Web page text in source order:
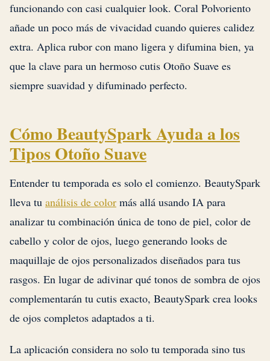
funcionando con casi cualquier look. Coral Polvoriento
añade un poco más de vivacidad cuando quieres calidez
extra. Aplica rubor con mano ligera y difumina bien, ya
que la clave para un hermoso cutis Otoño Suave es
siempre suavidad y difuminado perfecto.
Cómo BeautySpark Ayuda a los
Tipos Otoño Suave
Entender tu temporada es solo el comienzo. BeautySpark
lleva tu análisis de color más allá usando IA para
analizar tu combinación única de tono de piel, color de
cabello y color de ojos, luego generando looks de
maquillaje de ojos personalizados diseñados para tus
rasgos. En lugar de adivinar qué tonos de sombra de ojos
complementarán tu cutis exacto, BeautySpark crea looks
de ojos completos adaptados a ti.
La aplicación considera no solo tu temporada sino tus